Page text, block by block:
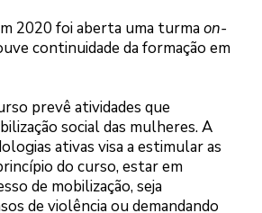
2020 foi aberta uma turmaon-
continuidade da formação em
prevê atividades que
social das mulheres. A
ativas visa a estimular as
do curso, estar em
de mobilização, seja
de violência ou demandando